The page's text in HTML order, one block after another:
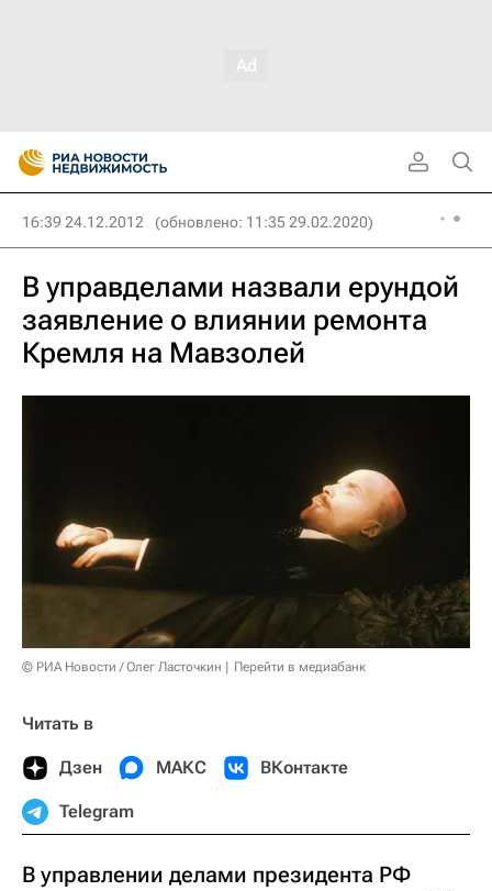
16:39 24.12.2012 (обновлено: 11:35 29.02.2020)
В управделами назвали ерундой
заявление о влиянии ремонта
Кремля на Мавзолей
© РИА Новости / Олег Ласточкин Перейти в медиабанк
Читать в
Дзен МАКС ВКонтакте
Telegram
В управлении делами президента РФ